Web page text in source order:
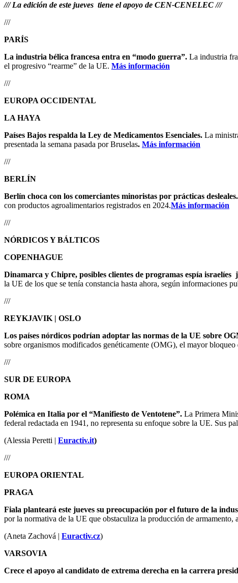
/// La edición de este jueves tiene el apoyo de CEN-CENELEC ///
///
PARÍS
La industria bélica francesa entra en “modo guerra”. La industria
el progresivo “rearme” de la UE. Más información
///
EUROPA OCCIDENTAL
LA HAYA
Países Bajos respalda la Ley de Medicamentos Esenciales. La
presentada la semana pasada por Bruselas. Más información
///
BERLÍN
Berlín choca con los comerciantes minoristas por prácticas desleales.
con productos agroalimentarios registrados en 2024.Más información
///
NÓRDICOS Y BÁLTICOS
COPENHAGUE
Dinamarca y Chipre, posibles clientes de programas espía israelíes
la UE de los que se tenía constancia hasta ahora, según informaciones
///
REYKJAVIK | OSLO
Los países nórdicos podrían adoptar las normas de la UE sobre
sobre organismos modificados genéticamente (OMG), el mayor
///
SUR DE EUROPA
ROMA
Polémica en Italia por el “Manifiesto de Ventotene”. La Primera
federal redactada en 1941, no representa su enfoque sobre la UE. Sus
(Alessia Peretti | Euractiv.it)
///
EUROPA ORIENTAL
PRAGA
Fiala planteará este jueves su preocupación por el futuro de la
por la normativa de la UE que obstaculiza la producción de armamento,
(Aneta Zachová | Euractiv.cz)
VARSOVIA
Crece el apoyo al candidato de extrema derecha en la carrera